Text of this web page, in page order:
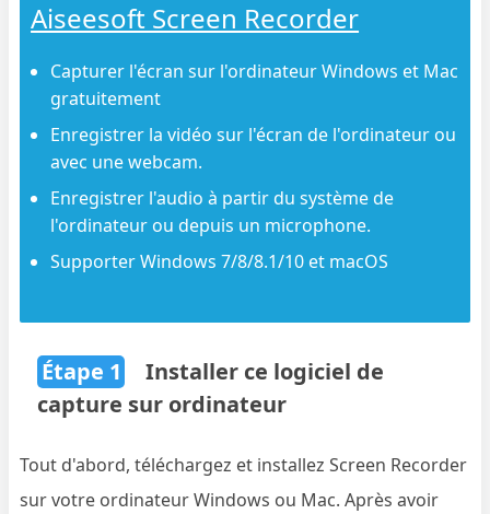
Aiseesoft Screen Recorder
Capturer l'écran sur l'ordinateur Windows et Mac
gratuitement
Enregistrer la vidéo sur l'écran de l'ordinateur ou
avec une webcam.
Enregistrer l'audio à partir du système de
l'ordinateur ou depuis un microphone.
Supporter Windows 7/8/8.1/10 et macOS
Étape 1
Installer ce logiciel de
capture sur ordinateur
Tout d'abord, téléchargez et installez Screen Recorder
sur votre ordinateur Windows ou Mac. Après avoir